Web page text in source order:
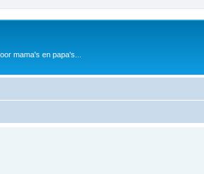
mama's en papa's...